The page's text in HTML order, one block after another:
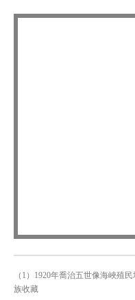
（1）1920年喬治五世像海峽殖
族收藏